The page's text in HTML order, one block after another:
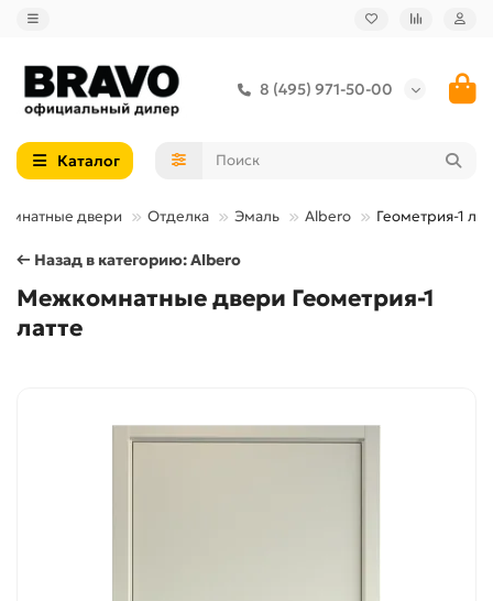
8 (495) 971-50-00
Каталог
двери Отделка Эмаль Albero Геометрия-1
← Назад в категорию: Albero
Межкомнатные двери Геометрия-1
латте